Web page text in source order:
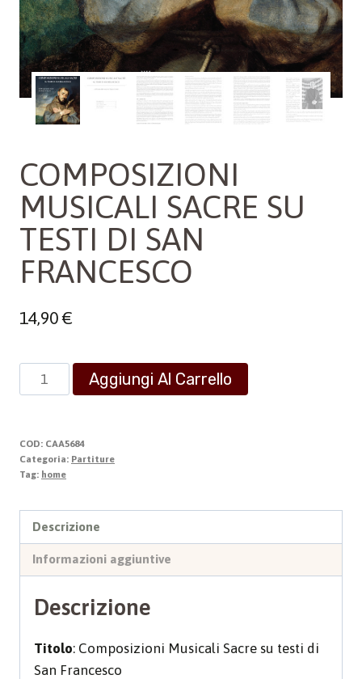
COMPOSIZIONI
MUSICALI SACRE SU
TESTI DI SAN
FRANCESCO
14,90€
COMPOSIZIONI
MUSICALI
SU
TESTI
DI
FRANCESCO
quantità
Aggiungi Al Carrello
COD: CAA5684
Categoria: Partiture
Tag: home
Descrizione
Informazioni aggiuntive
Descrizione
Titolo: Composizioni Musicali Sacre su testi di
San Francesco